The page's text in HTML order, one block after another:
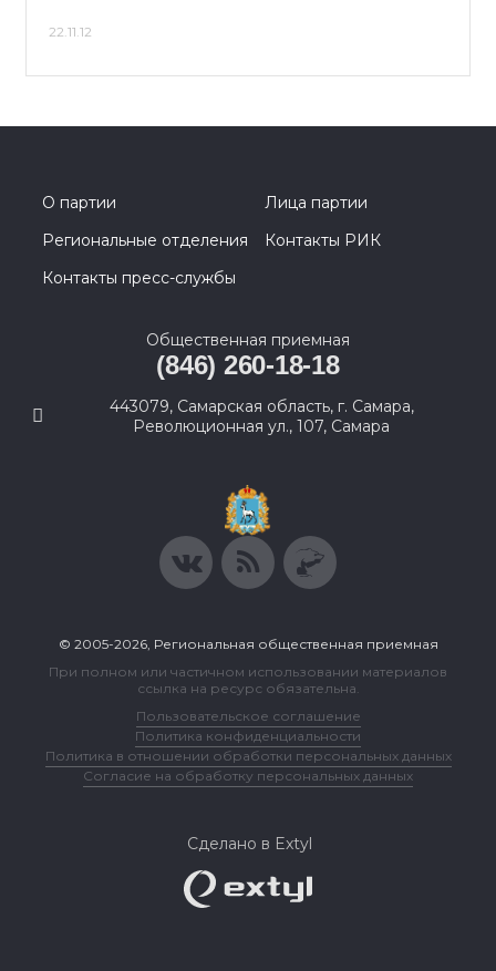
22.11.12
О партии
Лица партии
Региональные отделения
Контакты РИК
Контакты пресс-службы
Общественная приемная
(846) 260-18-18
443079, Самарская область, г. Самара,
Революционная ул., 107, Самара
© 2005-2026, Региональная общественная приемная
При полном или частичном использовании материалов
ссылка на ресурс обязательна.
Пользовательское соглашение
Политика конфиденциальности
Политика в отношении обработки персональных данных
Согласие на обработку персональных данных
Сделано в Extyl